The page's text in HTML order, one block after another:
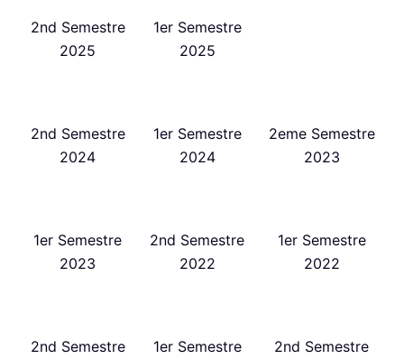
2nd Semestre
2025
1er Semestre
2025
2nd Semestre
2024
1er Semestre
2024
2eme Semestre
2023
1er Semestre
2023
2nd Semestre
2022
1er Semestre
2022
2nd Semestre
1er Semestre
2nd Semestre